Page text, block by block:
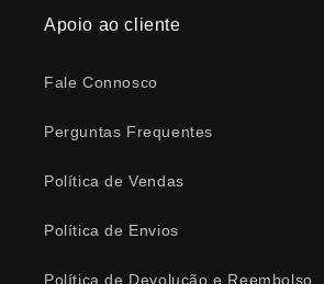
Apoio ao cliente
Fale Connosco
Perguntas Frequentes
Política de Vendas
Política de Envios
Política de Devolução e Reembolso